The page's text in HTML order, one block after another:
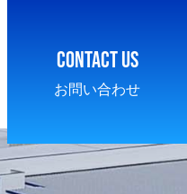
CONTACT US
お問い合わせ